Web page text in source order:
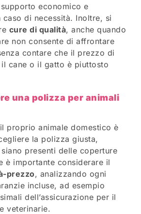
economico e
di necessità. Inoltre, si
cure di qualità, anche quando
non consente di affrontare
contare che il prezzo di
cane o il gatto è piuttosto
una polizza per animali
proprio animale domestico è
la polizza giusta,
presenti delle coperture
è importante considerare il
prezzo, analizzando ogni
incluse, ad esempio
dell’assicurazione per il
veterinarie.